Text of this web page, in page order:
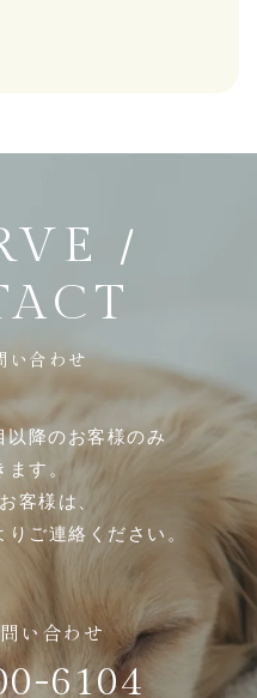
/
い合わせ
降のお客様のみ
す。
客様は、
ご連絡ください。
い合わせ
6104